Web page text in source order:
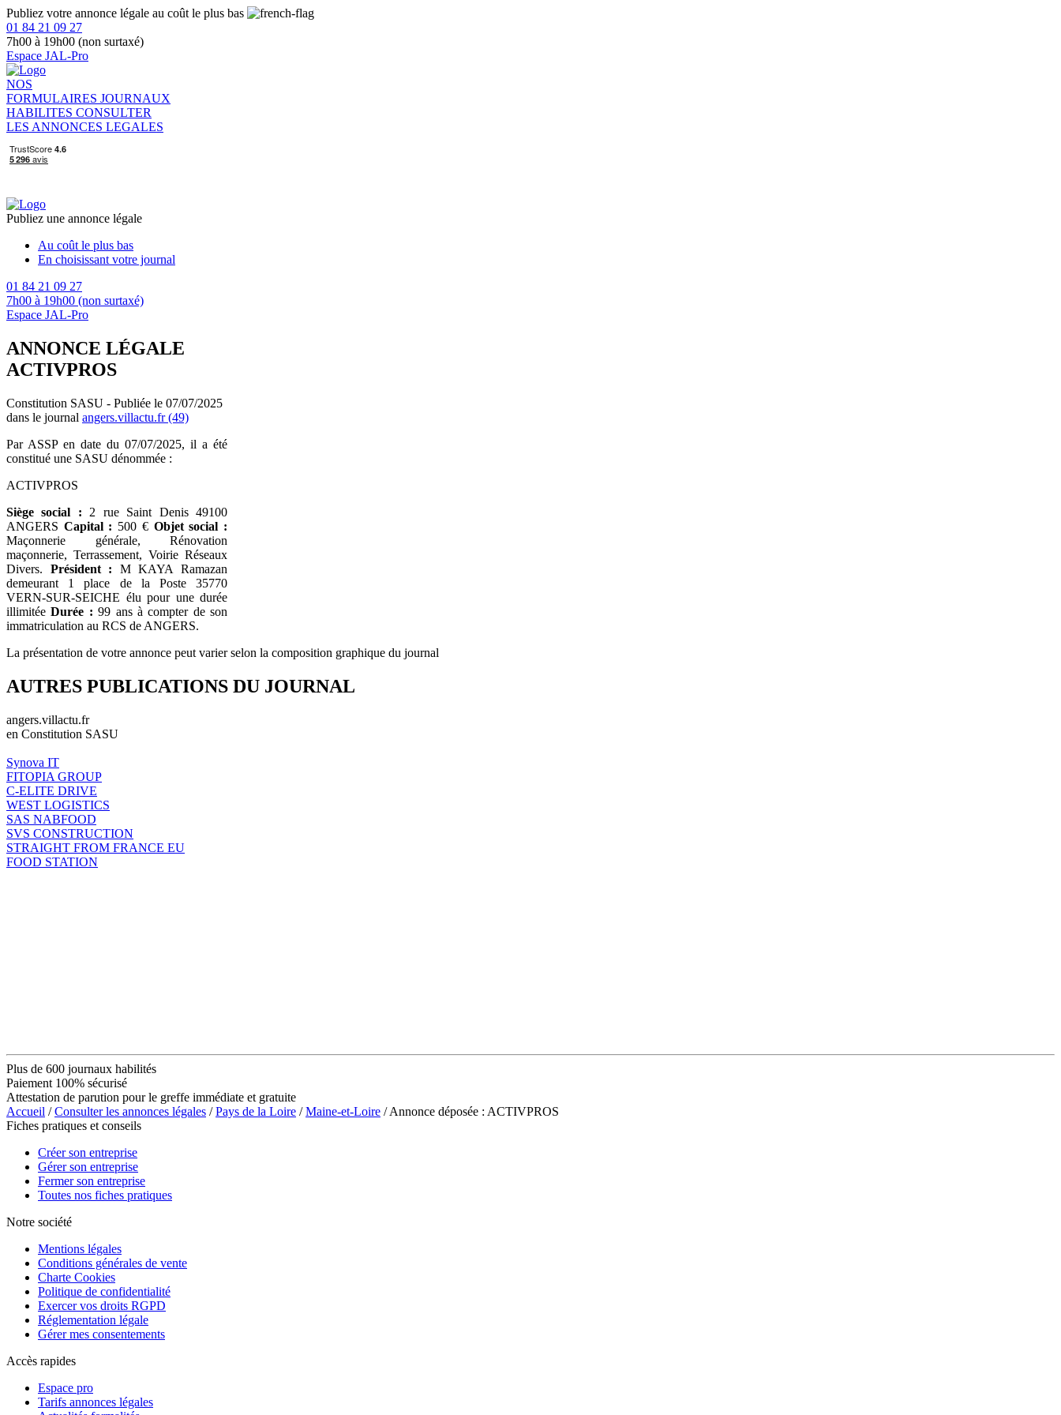
Publiez votre annonce légale au coût le plus bas
01 84 21 09 27
7h00 à 19h00 (non surtaxé)
Espace JAL-Pro
NOS
FORMULAIRES JOURNAUX
HABILITES CONSULTER
LES ANNONCES LEGALES
Publiez une annonce légale
Au coût le plus bas
En choisissant votre journal
01 84 21 09 27
7h00 à 19h00 (non surtaxé)
Espace JAL-Pro
ANNONCE LÉGALE
ACTIVPROS
Constitution SASU - Publiée le 07/07/2025
dans le journal angers.villactu.fr (49)
Par ASSP en date du 07/07/2025, il a été
constitué une SASU dénommée :
ACTIVPROS
Siège social : 2 rue Saint Denis 49100
ANGERS Capital : 500 € Objet social :
Maçonnerie générale, Rénovation
maçonnerie, Terrassement, Voirie Réseaux
Divers. Président : M KAYA Ramazan
demeurant 1 place de la Poste 35770
VERN-SUR-SEICHE élu pour une durée
illimitéeDurée : 99 ans à compter de son
immatriculation au RCS de ANGERS.
La présentation de votre annonce peut varier selon la composition graphique du journal
AUTRES PUBLICATIONS DU JOURNAL
angers.villactu.fr
en Constitution SASU
Synova IT
FITOPIA GROUP
C-ELITE DRIVE
WEST LOGISTICS
SAS NABFOOD
SVS CONSTRUCTION
STRAIGHT FROM FRANCE EU
FOOD STATION
Plus de 600 journaux habilités
Paiement 100% sécurisé
Attestation de parution pour le greffe immédiate et gratuite
Accueil /Consulter les annonces légales /Pays de la Loire /Maine-et-Loire / Annonce déposée : ACTIVPROS
Fiches pratiques et conseils
Créer son entreprise
Gérer son entreprise
Fermer son entreprise
Toutes nos fiches pratiques
Notre société
Mentions légales
Conditions générales de vente
Charte Cookies
Politique de confidentialité
Exercer vos droits RGPD
Réglementation légale
Gérer mes consentements
Accès rapides
Espace pro
Tarifs annonces légales